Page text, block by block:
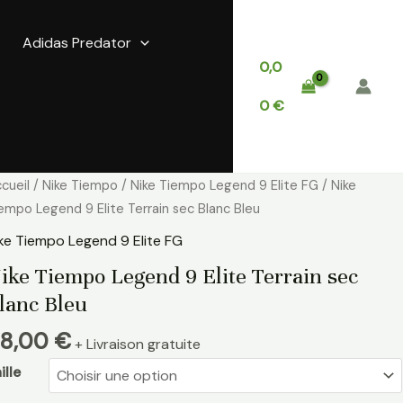
Adidas Predator
0,0
0€
/ Nike Tiempo / Nike Tiempo Legend 9 Elite FG / Nike
Legend 9 Elite Terrain sec Blanc Bleu
Tiempo Legend 9 Elite FG
Tiempo Legend 9 Elite Terrain sec
Bleu
€ + Livraison gratuite